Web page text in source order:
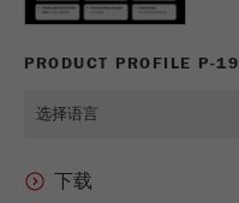
PRODUCT PROFILE P-19